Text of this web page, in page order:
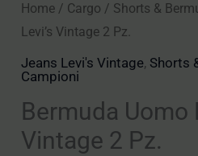
Home / Cargo / Shorts &
Levi’s Vintage 2 Pz.
Jeans Levi's Vintage, Shorts
Campioni
Bermuda Uomo
Vintage 2 Pz.